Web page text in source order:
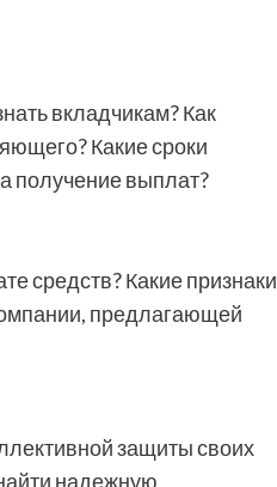
вкладчикам? Как
Какие сроки
получение выплат?
средств? Какие признаки
предлагающей
защиты своих
надежную